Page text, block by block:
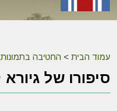
עמוד הבית > החטיבה
סיפורו של גיורא